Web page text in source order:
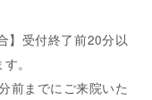
】受付終了前20分以
。
前までにご来院いた